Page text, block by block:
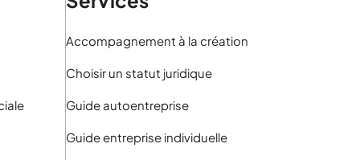
Accompagnement à la création
Choisir un statut juridique
Guide autoentreprise
Guide entreprise individuelle